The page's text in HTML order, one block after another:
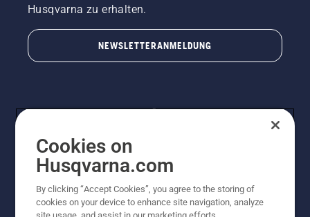
Husqvarna zu erhalten.
NEWSLETTERANMELDUNG
© Husqvarna AB (publ). Alle Rechte vorbehalten.
Preisänderungen, Irrtümer, Text- und Satzfehler sind
Cookies on
Husqvarna.com
By clicking “Accept Cookies”, you agree to the storing of
cookies on your device to enhance site navigation, analyze